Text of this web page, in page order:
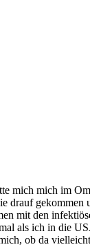
mich mich im
drauf
mit den
als ich in die
ob da